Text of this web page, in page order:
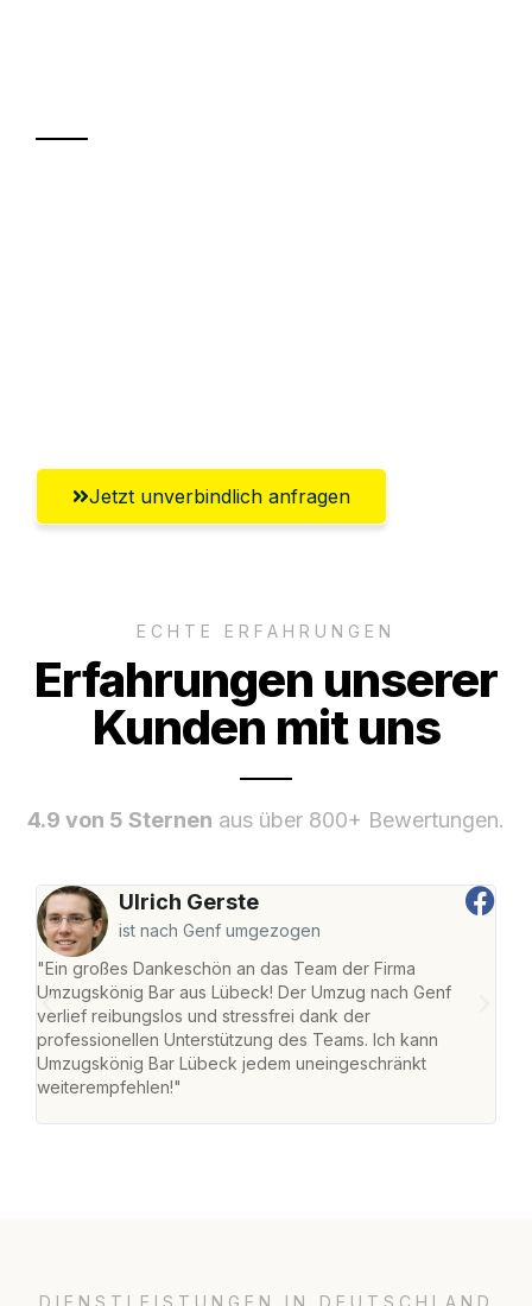
Jetzt unverbindlich anfragen
ECHTE ERFAHRUNGEN
Erfahrungen unserer
Kunden mit uns
4.9 von 5 Sternen aus über 800+ Bewertungen.
Ulrich Gerste
ist nach Genf umgezogen
"Ein großes Dankeschön an das Team der Firma
Umzugskönig Bar aus Lübeck! Der Umzug nach Genf
verlief reibungslos und stressfrei dank der
professionellen Unterstützung des Teams. Ich kann
Umzugskönig Bar Lübeck jedem uneingeschränkt
weiterempfehlen!"
DIENSTLEISTUNGEN IN DEUTSCHLAND